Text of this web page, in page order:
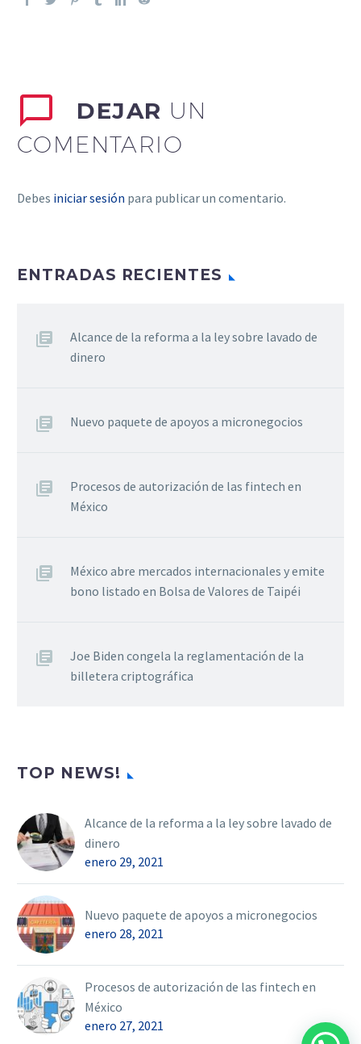
DEJAR UN
COMENTARIO
Debes iniciar sesión para publicar un comentario.
ENTRADAS RECIENTES
Alcance de la reforma a la ley sobre lavado de
dinero
Nuevo paquete de apoyos a micronegocios
Procesos de autorización de las fintech en
México
México abre mercados internacionales y emite
bono listado en Bolsa de Valores de Taipéi
Joe Biden congela la reglamentación de la
billetera criptográfica
TOP NEWS!
Alcance de la reforma a la ley sobre lavado de
dinero
enero 29, 2021
Nuevo paquete de apoyos a micronegocios
enero 28, 2021
Procesos de autorización de las fintech en
México
enero 27, 2021